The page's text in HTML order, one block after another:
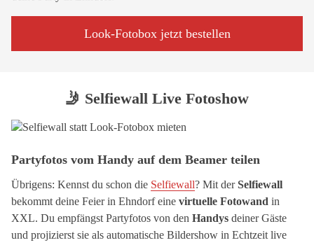
Look-Fotobox jetzt bestellen
🤳 Selfiewall Live Fotoshow
Partyfotos vom Handy auf dem Beamer teilen
Übrigens: Kennst du schon die Selfiewall? Mit derSelfiewall
bekommt deine Feier in Ehndorf eine virtuelle Fotowand in
XXL. Du empfängst Partyfotos von den Handys deiner Gäste
und projizierst sie als automatische Bildershow in Echtzeit live